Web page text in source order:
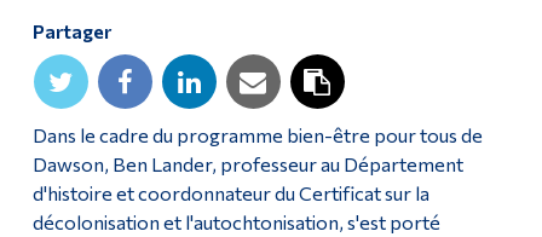
Partager
Dans le cadre du programme bien-être pour tous de
Dawson, Ben Lander, professeur au Département
d'histoire et coordonnateur du Certificat sur la
décolonisation et l'autochtonisation, s'est porté